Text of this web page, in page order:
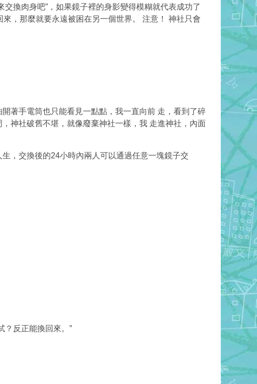
換肉身吧”，如果鏡子裡的身影變得模糊就代表成功了
來，那麼就要永遠被困在另一個世界。 注意！ 神社只會
著手電筒也只能看見一點點，我一直向前 走，看到了碎
神社破舊不堪，就像廢棄神社一樣，我 走進神社，內面
，交換後的24小時內兩人可以通過任意一塊鏡子交
？反正能換回來。”